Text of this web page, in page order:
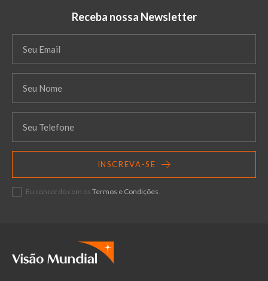
Receba nossa Newsletter
INSCREVA-SE
Eu concordo com os Termos e Condições